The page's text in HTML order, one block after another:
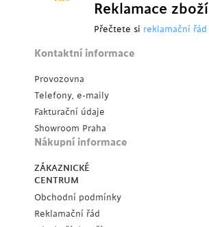
Reklamace zboží
Přečtete si reklamační řád
Kontaktní informace
Provozovna
Telefony, e-maily
Fakturační údaje
Showroom Praha
Nákupní informace
ZÁKAZNICKÉ
CENTRUM
Obchodní podmínky
Reklamační řád